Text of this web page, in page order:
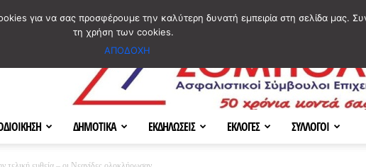
ΔΗΜΟΤΙΚΑ ΕΚΔΗΛΩΣΕΙΣ ΕΚΛΟΓΕΣ ΣΥΛΛΟΓΟΙ
για να σας προσφέρουμε την καλύτερη δυνατή εμπειρία στη σελίδα μας.
τη χρήση των cookies.
ΑΠΟΔΟΧΗ